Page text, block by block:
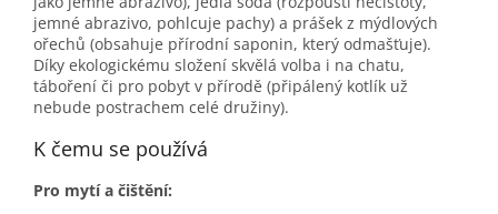
jemné abrazivo, pohlcuje pachy) a prášek z mýdlových
ořechů (obsahuje přírodní saponin, který odmašťuje).
Díky ekologickému složení skvělá volba i na chatu,
táboření či pro pobyt v přírodě (připálený kotlík už
nebude postrachem celé družiny).
K čemu se používá
Pro mytí a čištění: